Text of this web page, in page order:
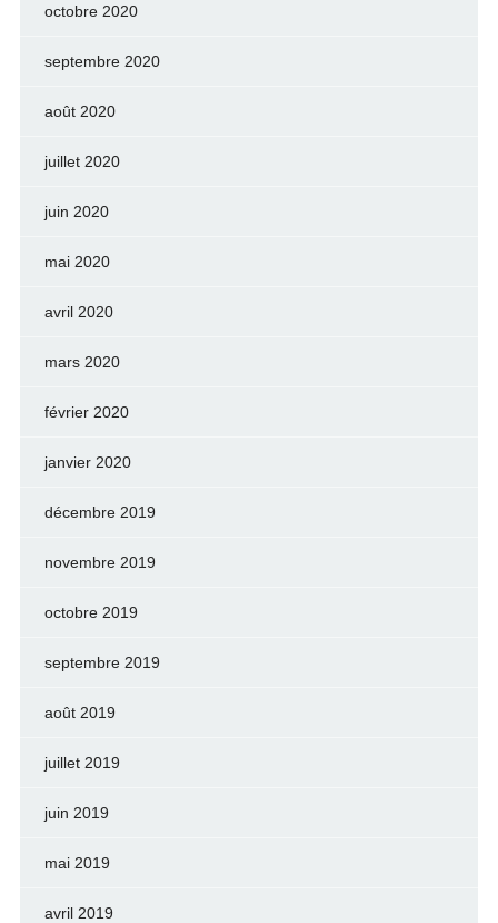
octobre 2020
septembre 2020
août 2020
juillet 2020
juin 2020
mai 2020
avril 2020
mars 2020
février 2020
janvier 2020
décembre 2019
novembre 2019
octobre 2019
septembre 2019
août 2019
juillet 2019
juin 2019
mai 2019
avril 2019